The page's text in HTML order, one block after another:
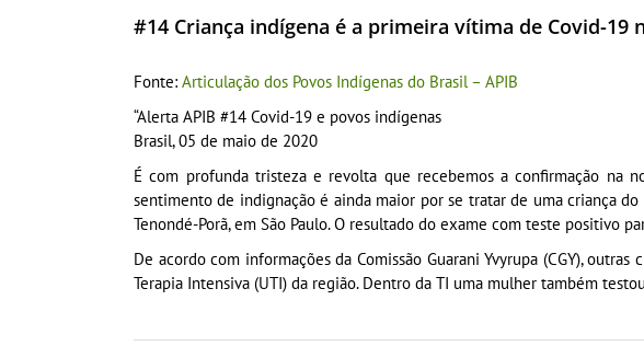
#14 Criança indígena é a primeira vítima de Covid-
Fonte: Articulação dos Povos Indígenas do Brasil – APIB
“Alerta APIB #14 Covid-19 e povos indígenas
Brasil, 05 de maio de 2020
É com profunda tristeza e revolta que recebemos a confirmação na
sentimento de indignação é ainda maior por se tratar de uma criança
Tenondé-Porã, em São Paulo. O resultado do exame com teste positivo
De acordo com informações da Comissão Guarani Yvyrupa (CGY),
Terapia Intensiva (UTI) da região. Dentro da TI uma mulher também